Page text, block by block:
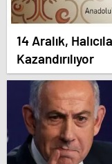
14 Aralık,
Kazandırılıyor